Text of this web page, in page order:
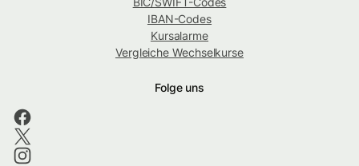
IBAN-Codes
Kursalarme
Vergleiche Wechselkurse
Folge uns